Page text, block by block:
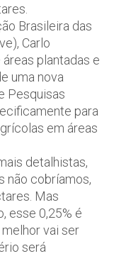
Brasileira das
Carlo
plantadas e
uma nova
Pesquisas
para
em áreas
detalhistas,
não cobríamos,
Mas
esse 0,25% é
vai ser
será